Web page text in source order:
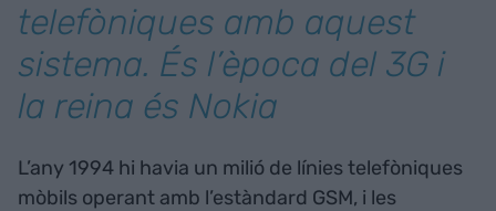
telefòniques amb aquest
sistema. És l’època del 3G i
la reina és Nokia
L’any 1994 hi havia un milió de línies telefòniques
mòbils operant amb l’estàndard GSM, i les